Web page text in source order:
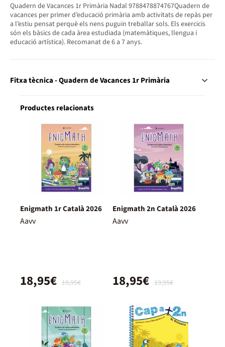
Quadern de Vacances 1r Primària Nadal 9788478874767Quadern de
vacances per primer d’educació primària amb activitats de repàs per
a l’estiu pensat perquè els nens puguin treballar sols. Els exercicis
són els bàsics de cada àrea estudiada (matemàtiques, llengua i
educació artística). Recomanat de 6 a 7 anys.
Fitxa tècnica - Quadern de Vacances 1r Primària
Productes relacionats
Enigmath 1r Català 2026
Aavv
19,95€
18,95€
Enigmath 2n Català 2026
Aavv
19,95€
18,95€